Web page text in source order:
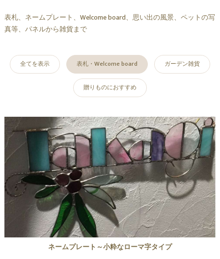
表札、ネームプレート、Welcome board、思い出の風景、ペットの写
真等、パネルから雑貨まで
全てを表示 表札・Welcome board ガーデン雑貨
贈りものにおすすめ
ネームプレート～小粋なローマ字タイプ